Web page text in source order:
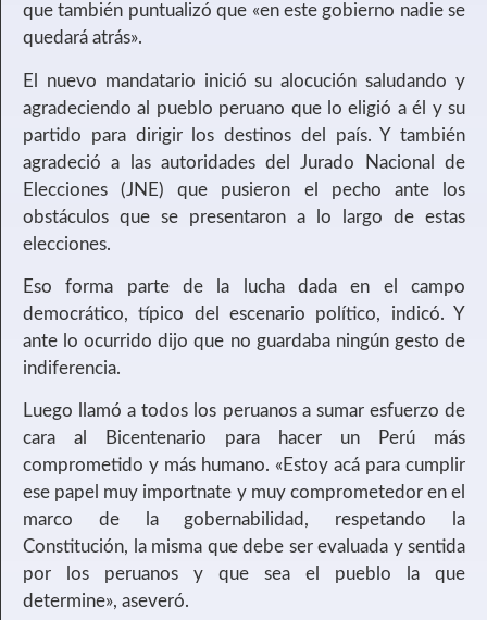
que también puntualizó que «en este gobierno nadie se
quedará atrás».
El nuevo mandatario inició su alocución saludando y
agradeciendo al pueblo peruano que lo eligió a él y su
partido para dirigir los destinos del país. Y también
agradeció a las autoridades del Jurado Nacional de
Elecciones (JNE) que pusieron el pecho ante los
obstáculos que se presentaron a lo largo de estas
elecciones.
Eso forma parte de la lucha dada en el campo
democrático, típico del escenario político, indicó. Y
ante lo ocurrido dijo que no guardaba ningún gesto de
indiferencia.
Luego llamó a todos los peruanos a sumar esfuerzo de
cara al Bicentenario para hacer un Perú más
comprometido y más humano. «Estoy acá para cumplir
ese papel muy importnate y muy comprometedor en el
marco de la gobernabilidad, respetando la
Constitución, la misma que debe ser evaluada y sentida
por los peruanos y que sea el pueblo la que
determine», aseveró.